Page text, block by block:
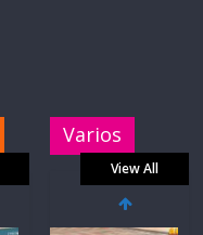
Varios
View All